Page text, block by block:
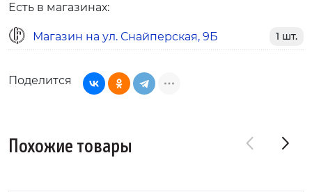
Есть в магазинах:
Магазин на ул. Снайперская, 9Б 1 шт.
Поделится
Похожие товары